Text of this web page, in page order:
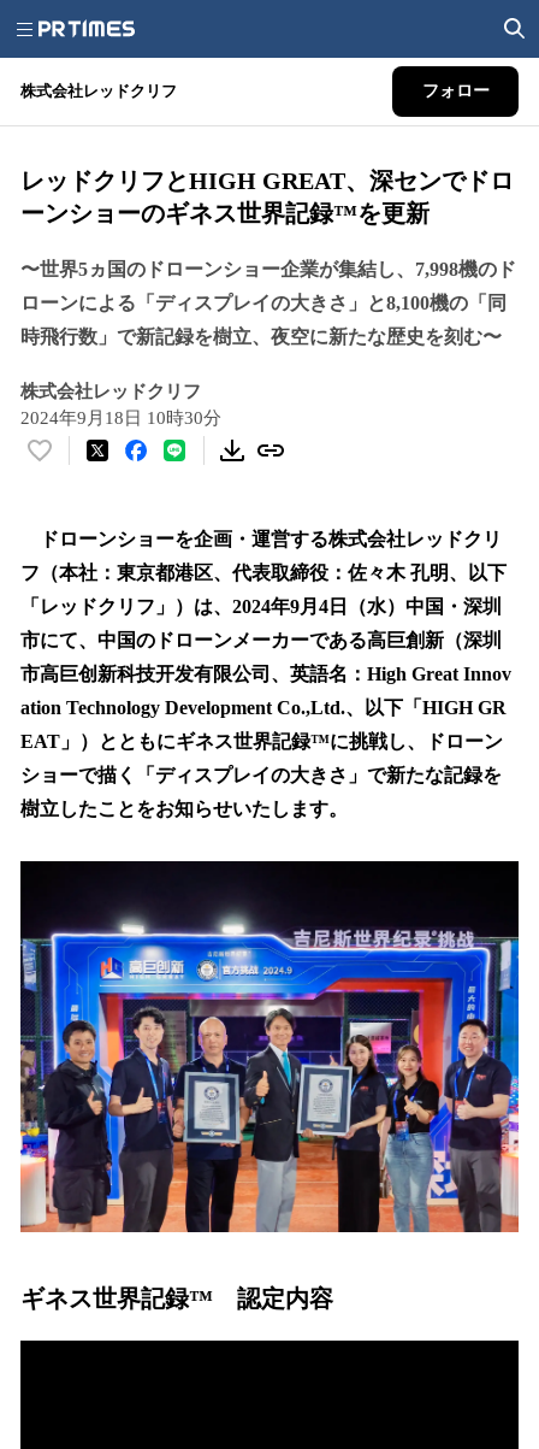
株式会社レッドクリフ フォロー
レッドクリフとHIGH GREAT、深センでドロ
ーンショーのギネス世界記録™を更新
〜世界5ヵ国のドローンショー企業が集結し、7,998機のド
ローンによる「ディスプレイの大きさ」と8,100機の「同
時飛行数」で新記録を樹立、夜空に新たな歴史を刻む〜
株式会社レッドクリフ
2024年9月18日 10時30分
い
！
数
を
読
み
込
み
中
で
ドローンショーを企画・運営する株式会社レッドクリ
フ（本社：東京都港区、代表取締役：佐々木 孔明、以下
「レッドクリフ」）は、2024年9月4日（水）中国・深圳
市にて、中国のドローンメーカーである高巨創新（深圳
市高巨创新科技开发有限公司、英語名：High Great Innov
ation Technology Development Co.,Ltd.、以下「HIGH GR
EAT」）とともにギネス世界記録™に挑戦し、ドローン
ショーで描く「ディスプレイの大きさ」で新たな記録を
樹立したことをお知らせいたします。
ギネス世界記録™ 認定内容